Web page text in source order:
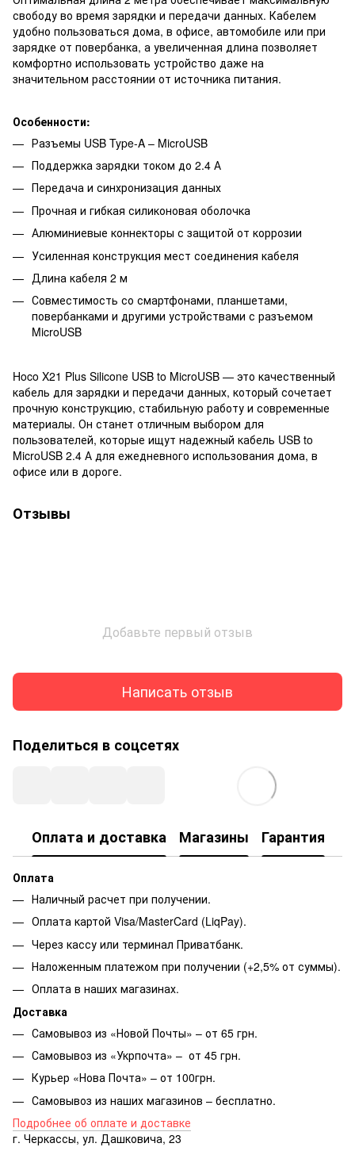
свободу во время зарядки и передачи данных. Кабелем
удобно пользоваться дома, в офисе, автомобиле или при
зарядке от повербанка, а увеличенная длина позволяет
комфортно использовать устройство даже на
значительном расстоянии от источника питания.
Особенности:
Разъемы USB Type-A – MicroUSB
Поддержка зарядки током до 2.4 А
Передача и синхронизация данных
Прочная и гибкая силиконовая оболочка
Алюминиевые коннекторы с защитой от коррозии
Усиленная конструкция мест соединения кабеля
Длина кабеля 2 м
Совместимость со смартфонами, планшетами,
повербанками и другими устройствами с разъемом
MicroUSB
Hoco X21 Plus Silicone USB to MicroUSB — это качественный
кабель для зарядки и передачи данных, который сочетает
прочную конструкцию, стабильную работу и современные
материалы. Он станет отличным выбором для
пользователей, которые ищут надежный кабель USB to
MicroUSB 2.4 А для ежедневного использования дома, в
офисе или в дороге.
Отзывы
Добавьте первый отзыв
Написать отзыв
Поделиться в соцсетях
Оплата и доставка Магазины Гарантия
Оплата
Наличный расчет при получении.
Оплата картой Visa/MasterCard (LiqPay).
Через кассу или терминал Приватбанк.
Наложенным платежом при получении (+2,5% от суммы).
Оплата в наших магазинах.
Доставка
Самовывоз из «Новой Почты» – от 65 грн.
Самовывоз из «Укрпочта» – от 45 грн.
Курьер «Нова Почта» – от 100грн.
Самовывоз из наших магазинов – бесплатно.
Подробнее об оплате и доставке
г. Черкассы, ул. Дашковича, 23